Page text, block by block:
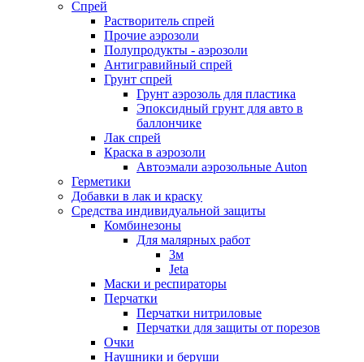
Спрей
Растворитель спрей
Прочие аэрозоли
Полупродукты - аэрозоли
Антигравийный спрей
Грунт спрей
Грунт аэрозоль для пластика
Эпоксидный грунт для авто в
баллончике
Лак спрей
Краска в аэрозоли
Автоэмали аэрозольные Auton
Герметики
Добавки в лак и краску
Средства индивидуальной защиты
Комбинезоны
Для малярных работ
3м
Jeta
Маски и респираторы
Перчатки
Перчатки нитриловые
Перчатки для защиты от порезов
Очки
Наушники и беруши